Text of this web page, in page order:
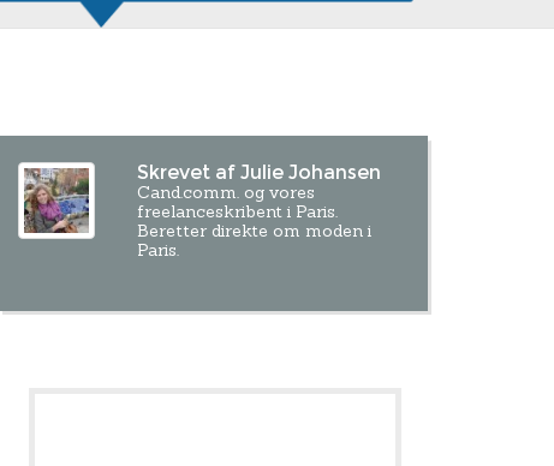
Skrevet af Julie Johansen
Cand.comm. og vores
freelanceskribent i Paris.
Beretter direkte om moden i
Paris.